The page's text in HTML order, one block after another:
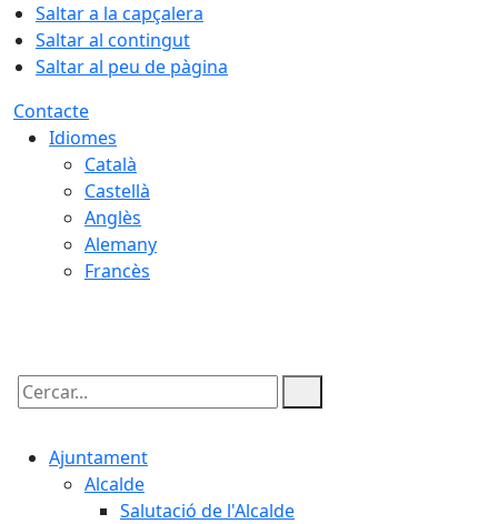
Saltar a la capçalera
Saltar al contingut
Saltar al peu de pàgina
Contacte
Idiomes
Català
Castellà
Anglès
Alemany
Francès
Cercar:
Ajuntament
Alcalde
Salutació de l'Alcalde